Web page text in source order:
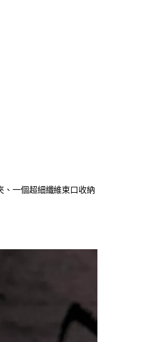
、一個超細纖維束口收納